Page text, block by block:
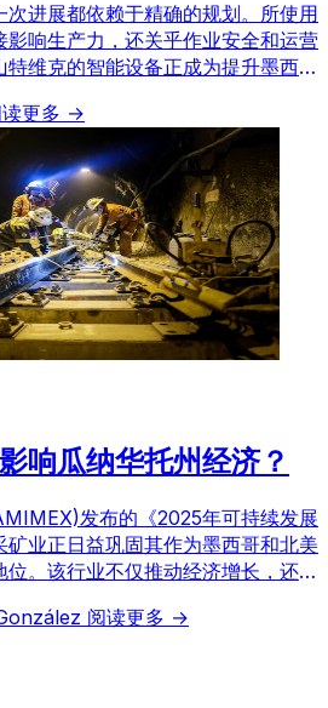
进展都依赖于精确的规划。所使用
影响生产力，还关乎作业安全和运营
维克的智能设备正成为提升墨西哥
读更多 →
响瓜纳华托州经济？
发布的《2025年可持续发展
业正日益巩固其作为墨西哥和北美
。该行业不仅推动经济增长，还在
和先进基础设施建设。
阅读更多 →